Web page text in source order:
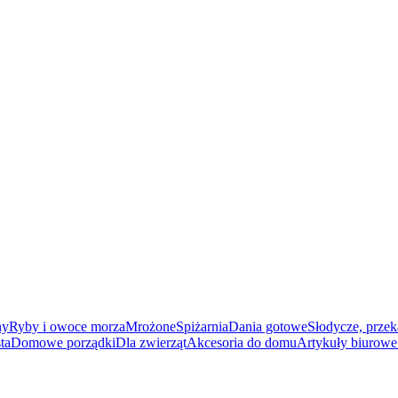
Ryby i owoce morzaMrożoneSpiżarniaDania gotoweSłodycze,
Domowe porządkiDla zwierzątAkcesoria do domuArtykuły